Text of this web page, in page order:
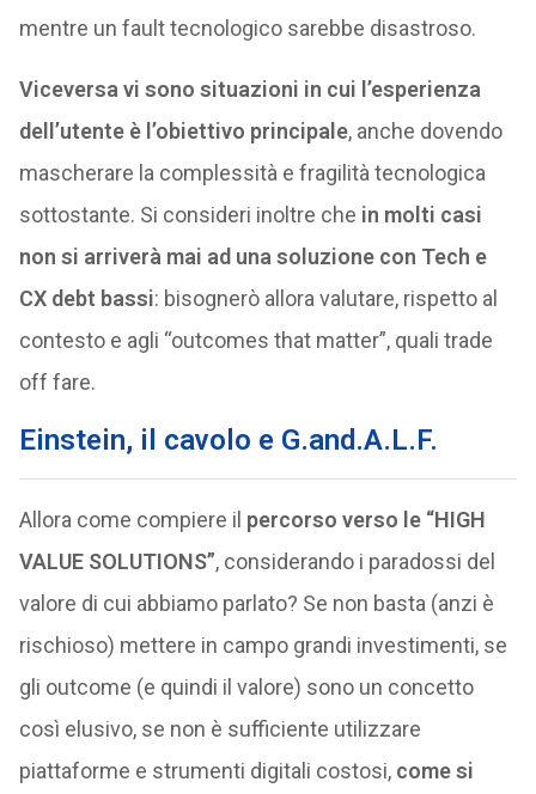
mentre un fault tecnologico sarebbe disastroso.
Viceversa vi sono situazioni in cui l’esperienza
dell’utente è l’obiettivo principale, anche dovendo
mascherare la complessità e fragilità tecnologica
sottostante. Si consideri inoltre che in molti casi
non si arriverà mai ad una soluzione con Tech e
CX debt bassi: bisognerò allora valutare, rispetto al
contesto e agli “outcomes that matter”, quali trade
off fare.
Einstein, il cavolo e G.and.A.L.F.
Allora come compiere il percorso verso le “HIGH
VALUE SOLUTIONS”, considerando i paradossi del
valore di cui abbiamo parlato? Se non basta (anzi è
rischioso) mettere in campo grandi investimenti, se
gli outcome (e quindi il valore) sono un concetto
così elusivo, se non è sufficiente utilizzare
piattaforme e strumenti digitali costosi, come si